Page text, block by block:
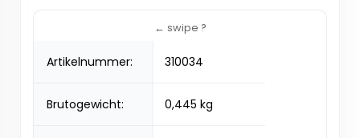
Artikelnummer: 310034
Brutogewicht: 0,445 kg